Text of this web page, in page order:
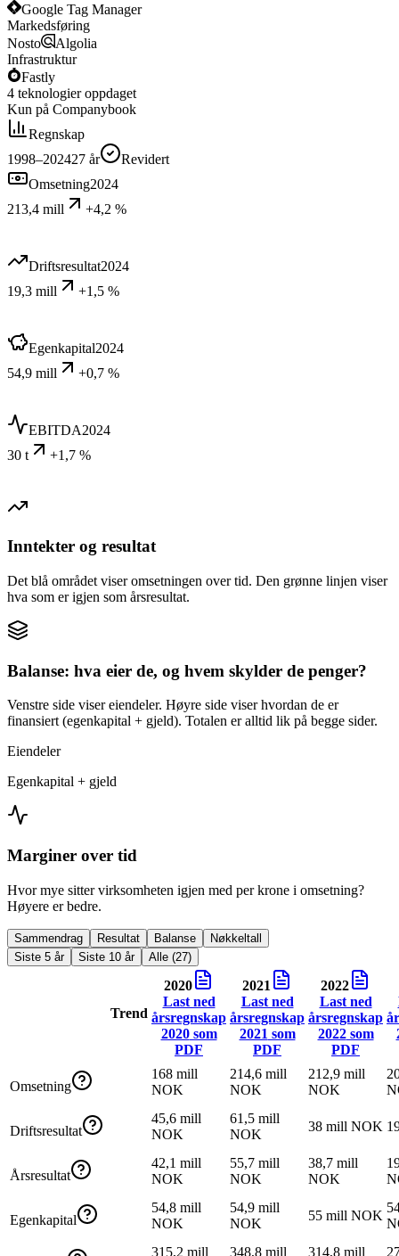
Google Tag Manager
Markedsføring
Nosto
Algolia
Infrastruktur
Fastly
4 teknologier oppdaget
Kun på Companybook
Regnskap
1998–202427 år
Revidert
Omsetning2024
213,4 mill
+4,2 %
Driftsresultat2024
19,3 mill
+1,5 %
Egenkapital2024
54,9 mill
+0,7 %
EBITDA2024
30 t
+1,7 %
Inntekter og resultat
Det blå området viser omsetningen over tid. Den grønne linjen viser
hva som er igjen som årsresultat.
Balanse: hva eier de, og hvem skylder de penger?
Venstre side viser eiendeler. Høyre side viser hvordan de er
finansiert (egenkapital + gjeld). Totalen er alltid lik på begge sider.
Eiendeler
Egenkapital + gjeld
Marginer over tid
Hvor mye sitter virksomheten igjen med per krone i omsetning?
Høyere er bedre.
Sammendrag Resultat Balanse
Nøkkeltall
Siste 5 år
Siste 10 år Alle (27)
Trend
2020
Last ned
årsregnskap
2020som
PDF
2021
Last ned
årsregnskap
2021 som
PDF
2022
Last ned
årsregnskap
2022som
PDF
Omsetning
168 mill
NOK
214,6 mill
NOK
212,9 mill
NOK
Driftsresultat
45,6 mill
NOK
61,5 mill
NOK
38 mill NOK
Årsresultat
42,1 mill
NOK
55,7 mill
NOK
38,7 mill
NOK
Egenkapital
54,8 mill
NOK
54,9 mill
NOK
55 mill NOK
315,2 mill
348,8 mill 314,8 mill